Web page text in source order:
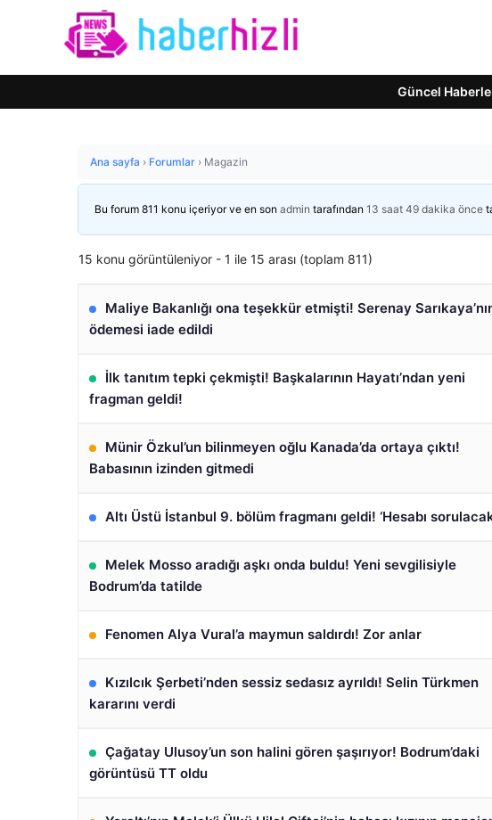
Güncel
Ana sayfa › Forumlar › Magazin
Bu forum 811 konu içeriyor ve en son admin tarafından 13 saat 49 dakika önce
15 konu görüntüleniyor - 1 ile 15 arası (toplam 811)
Maliye Bakanlığı ona teşekkür etmişti! Serenay
ödemesi iade edildi
İlk tanıtım tepki çekmişti! Başkalarının Hayatı’ndan yeni
fragman geldi!
Münir Özkul’un bilinmeyen oğlu Kanada’da ortaya çıktı!
Babasının izinden gitmedi
Altı Üstü İstanbul 9. bölüm fragmanı geldi! ‘Hesabı
Melek Mosso aradığı aşkı onda buldu! Yeni sevgilisiyle
Bodrum’da tatilde
Fenomen Alya Vural’a maymun saldırdı! Zor anlar
Kızılcık Şerbeti’nden sessiz sedasız ayrıldı! Selin Türkmen
kararını verdi
Çağatay Ulusoy’un son halini gören şaşırıyor! Bodrum’daki
görüntüsü TT oldu